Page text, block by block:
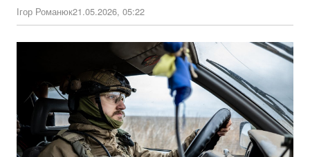
Ігор Романюк21.05.2026, 05:22